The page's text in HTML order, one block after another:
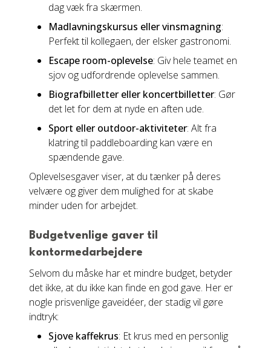
dag væk fra skærmen.
Madlavningskursus eller vinsmagning:
Perfekt til kollegaen, der elsker gastronomi.
Escape room-oplevelse: Giv hele teamet en
sjov og udfordrende oplevelse sammen.
Biografbilletter eller koncertbilletter: Gør
det let for dem at nyde en aften ude.
Sport eller outdoor-aktiviteter: Alt fra
klatring til paddleboarding kan være en
spændende gave.
Oplevelsesgaver viser, at du tænker på deres
velvære og giver dem mulighed for at skabe
minder uden for arbejdet.
Budgetvenlige gaver til
kontormedarbejdere
Selvom du måske har et mindre budget, betyder
det ikke, at du ikke kan finde en god gave. Her er
nogle prisvenlige gaveidéer, der stadig vil gøre
indtryk:
Sjove kaffekrus: Et krus med en personlig